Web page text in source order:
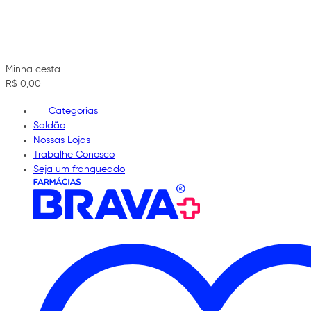
Minha cesta
R$ 0,00
Categorias
Saldão
Nossas Lojas
Trabalhe Conosco
Seja um franqueado